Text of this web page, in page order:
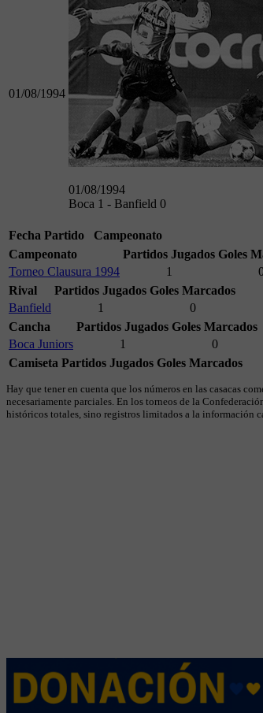
01/08/1994
01/08/1994
Boca 1 - Banfield 0
Fecha Partido
Campeonato
Campeonato
Partidos Jugados Goles
Torneo Clausura 1994
1
Rival
Partidos Jugados Goles Marcados
Banfield
1
0
Cancha
Partidos Jugados Goles Marcados
Boca Juniors
1
0
Camiseta Partidos Jugados Goles Marcados
Hay que tener en cuenta que los números en las casacas
necesariamente parciales. En los torneos de la
históricos totales, sino registros limitados a la información